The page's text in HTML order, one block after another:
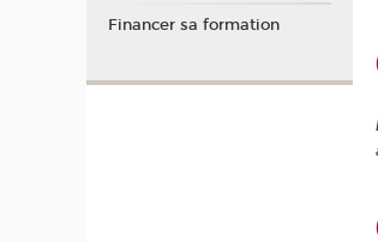
Financer sa formation